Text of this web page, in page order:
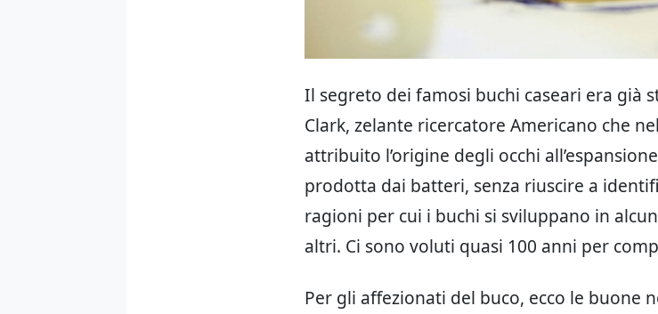
Il segreto dei famosi buchi caseari era già
Clark, zelante ricercatore Americano che
attribuito l’origine degli occhi
prodotta dai batteri, senza riuscire a
ragioni per cui i buchi si sviluppano in
altri. Ci sono voluti quasi 100 anni per
Per gli affezionati del buco, ecco le buone